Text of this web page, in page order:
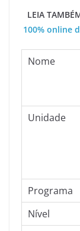
LEIA
100% online